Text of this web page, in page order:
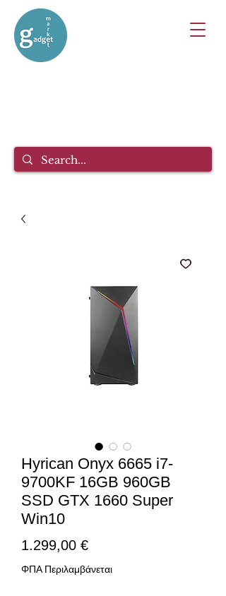
Hyrican Onyx 6665 i7-
9700KF 16GB 960GB
SSD GTX 1660 Super
Win10
1.299,00 €Τιμή
ΦΠΑ Περιλαμβάνεται